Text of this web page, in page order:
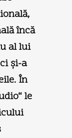
încă
al lui
şi-a
În
le